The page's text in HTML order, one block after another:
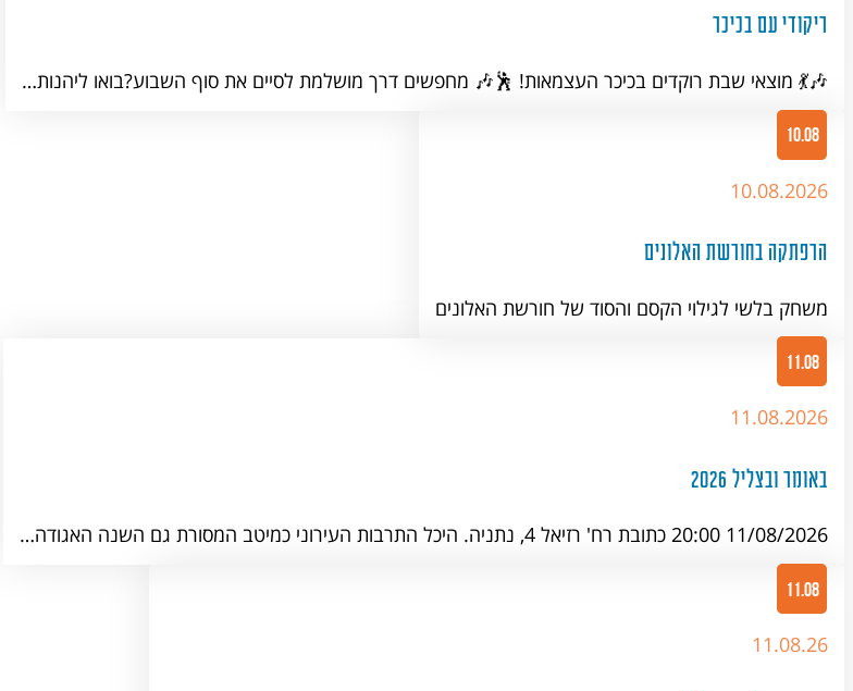
ריקודי עם בכיכר
🎶💃 מוצאי שבת רוקדים בכיכר העצמאות! 🕺🎶 מחפשים דרך מושלמת לסיים את סוף השבוע?בואו ליהנות…
10.08.2026
הרפתקה בחורשת האלונים
משחק בלשי לגילוי הקסם והסוד של חורשת האלונים
10.08
11.08.2026
באומר ובצליל 2026
11/08/2026 20:00 כתובת רח' רזיאל 4, נתניה. היכל התרבות העירוני כמיטב המסורת גם השנה האגודה…
11.08
11.08.26
11.08